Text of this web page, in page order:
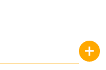
ty game Nhật Bản
+